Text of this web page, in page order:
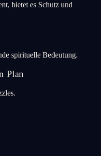
bietet es Schutz und
spirituelle Bedeutung.
Plan